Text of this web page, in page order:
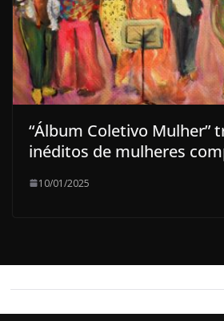
“Álbum Coletivo Mulher”
inéditos de mulheres
10/01/2025